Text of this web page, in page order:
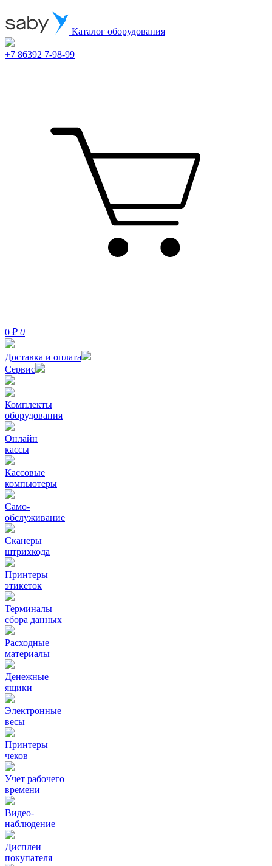
Каталог оборудования
+7 86392 7-98-99
0 ₽ 0
Доставка и оплата
Сервис
Комплекты
оборудования
Онлайн
кассы
Кассовые
компьютеры
Само-
обслуживание
Сканеры
штрихкода
Принтеры
этикеток
Терминалы
сбора данных
Расходные
материалы
Денежные
ящики
Электронные
весы
Принтеры
чеков
Учет рабочего
времени
Видео‑
наблюдение
Дисплеи
покупателя